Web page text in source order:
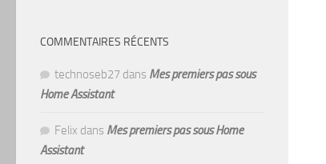
COMMENTAIRES RÉCENTS
technoseb27 dans Mes premiers pas sous
Home Assistant
Felix dans Mes premiers pas sous Home
Assistant